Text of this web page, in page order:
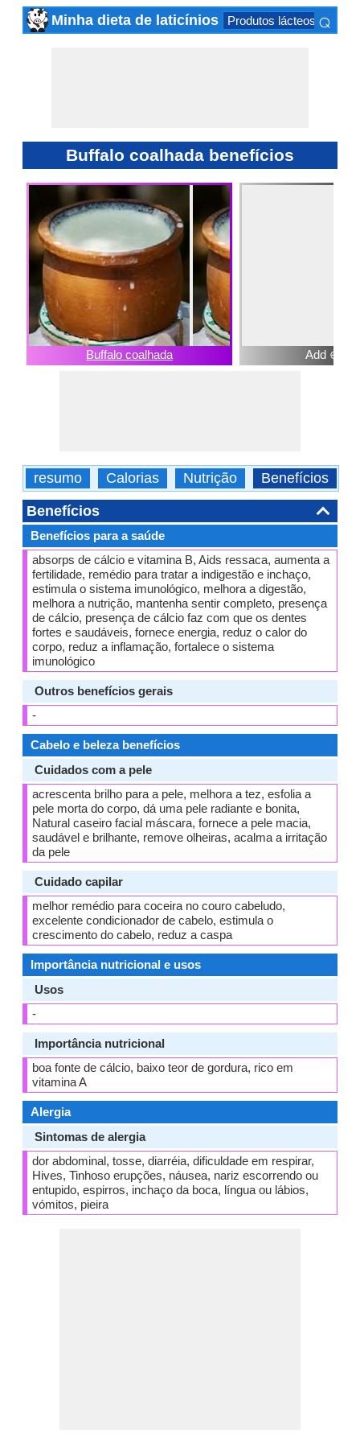
Minha dieta de laticínios Produtos lácteos ⌕
Buffalo coalhada benefícios
Buffalo coalhada Add ⊕
resumo Calorias Nutrição Benefícios
Benefícios
Benefícios para a saúde
absorps de cálcio e vitamina B, Aids ressaca, aumenta a
fertilidade, remédio para tratar a indigestão e inchaço,
estimula o sistema imunológico, melhora a digestão,
melhora a nutrição, mantenha sentir completo, presença
de cálcio, presença de cálcio faz com que os dentes
fortes e saudáveis, fornece energia, reduz o calor do
corpo, reduz a inflamação, fortalece o sistema
imunológico
Outros benefícios gerais
-
Cabelo e beleza benefícios
Cuidados com a pele
acrescenta brilho para a pele, melhora a tez, esfolia a
pele morta do corpo, dá uma pele radiante e bonita,
Natural caseiro facial máscara, fornece a pele macia,
saudável e brilhante, remove olheiras, acalma a irritação
da pele
Cuidado capilar
melhor remédio para coceira no couro cabeludo,
excelente condicionador de cabelo, estimula o
crescimento do cabelo, reduz a caspa
Importância nutricional e usos
Usos
-
Importância nutricional
boa fonte de cálcio, baixo teor de gordura, rico em
vitamina A
Alergia
Sintomas de alergia
dor abdominal, tosse, diarréia, dificuldade em respirar,
Hives, Tinhoso erupções, náusea, nariz escorrendo ou
entupido, espirros, inchaço da boca, língua ou lábios,
vómitos, pieira